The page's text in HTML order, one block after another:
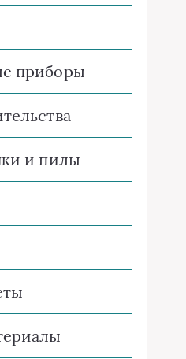
приборы
и пилы